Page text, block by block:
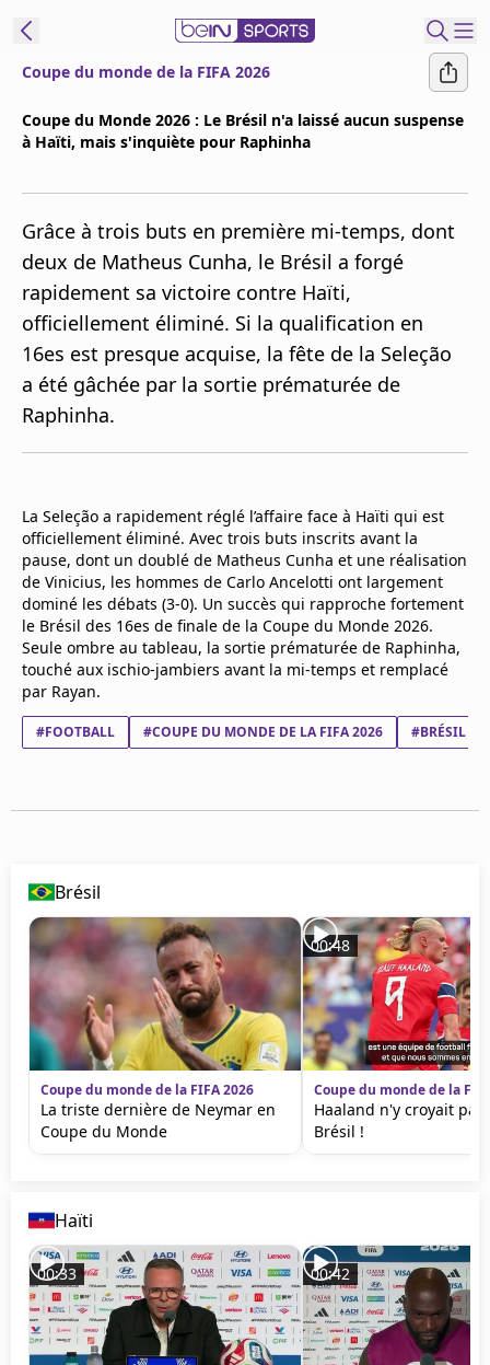
Replays
Podcasts
En Direct
Gérer les
notifications
Contactez nous
Grille TV
beINSPIRED
Mentions légales
Cookies
Protection des données
Paramétrer mon consentement
Coupe du monde de la FIFA 2026
Coupe du Monde 2026 : Le Brésil n'a laissé aucun suspense
à Haïti, mais s'inquiète pour Raphinha
Grâce à trois buts en première mi-temps, dont
deux de Matheus Cunha, le Brésil a forgé
rapidement sa victoire contre Haïti,
officiellement éliminé. Si la qualification en
16es est presque acquise, la fête de la Seleção
a été gâchée par la sortie prématurée de
Raphinha.
La Seleção a rapidement réglé l’affaire face à Haïti qui est
officiellement éliminé. Avec trois buts inscrits avant la
pause, dont un doublé de Matheus Cunha et une réalisation
de Vinicius, les hommes de Carlo Ancelotti ont largement
dominé les débats (3-0). Un succès qui rapproche fortement
le Brésil des 16es de finale de la Coupe du Monde 2026.
Seule ombre au tableau, la sortie prématurée de Raphinha,
touché aux ischio-jambiers avant la mi-temps et remplacé
par Rayan.
#FOOTBALL #COUPE DU MONDE DE LA FIFA 2026 #BRÉSIL
Brésil
Coupe du monde de la FIFA 2026
La triste dernière de Neymar en
Coupe du Monde
00:48
Coupe du monde de la
Haaland n'y croyait pas
Brésil !
Haïti
00:33 00:42